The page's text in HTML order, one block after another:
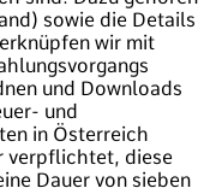
sowie die Details
wir mit
und Downloads
und
in Österreich
verpflichtet, diese
Dauer von sieben